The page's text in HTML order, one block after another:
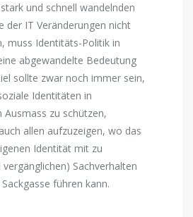
und schnell wandelnden
der IT Veränderungen nicht
muss Identitäts-Politik in
abgewandelte Bedeutung
sollte zwar noch immer sein,
Identitäten in
zu schützen,
allen aufzuzeigen, wo das
Identität mit zu
Sachverhalten
führen kann.